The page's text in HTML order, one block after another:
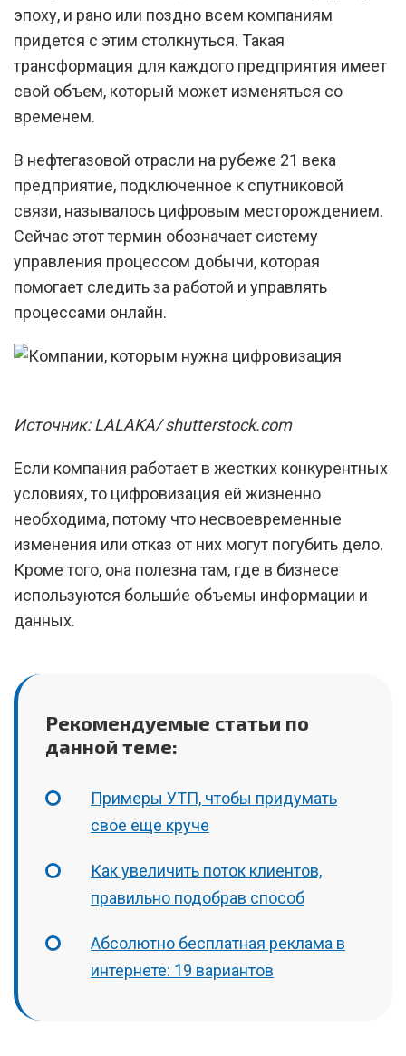
эпоху, и рано или поздно всем компаниям
придется с этим столкнуться. Такая
трансформация для каждого предприятия имеет
свой объем, который может изменяться со
временем.
В нефтегазовой отрасли на рубеже 21 века
предприятие, подключенное к спутниковой
связи, называлось цифровым месторождением.
Сейчас этот термин обозначает систему
управления процессом добычи, которая
помогает следить за работой и управлять
процессами онлайн.
Источник: LALAKA/ shutterstock.com
Если компания работает в жестких конкурентных
условиях, то цифровизация ей жизненно
необходима, потому что несвоевременные
изменения или отказ от них могут погубить дело.
Кроме того, она полезна там, где в бизнесе
используются больши́е объемы информации и
данных.
Рекомендуемые статьи по
данной теме:
Примеры УТП, чтобы придумать
свое еще круче
Как увеличить поток клиентов,
правильно подобрав способ
Абсолютно бесплатная реклама в
интернете: 19 вариантов